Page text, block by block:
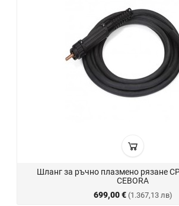
Шланг за ръчно плазмено рязане
CEBORA
699,00 € (1.367,13 лв)